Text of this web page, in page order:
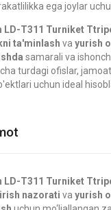
ega joylar
LD-T311 Turniket
ta'minlash va yurish
samarali va
turdagi ofislar,
uchun ideal
LD-T311 Turniket
nazorati va yurish